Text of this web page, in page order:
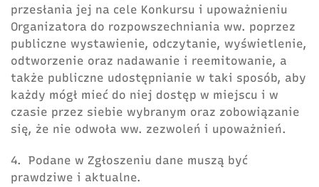
przesłania jej na cele Konkursu i upoważnieniu
Organizatora do rozpowszechniania ww. poprzez
publiczne wystawienie, odczytanie, wyświetlenie,
odtworzenie oraz nadawanie i reemitowanie, a
także publiczne udostępnianie w taki sposób, aby
każdy mógł mieć do niej dostęp w miejscu i w
czasie przez siebie wybranym oraz zobowiązanie
się, że nie odwoła ww. zezwoleń i upoważnień.
4. Podane w Zgłoszeniu dane muszą być
prawdziwe i aktualne.